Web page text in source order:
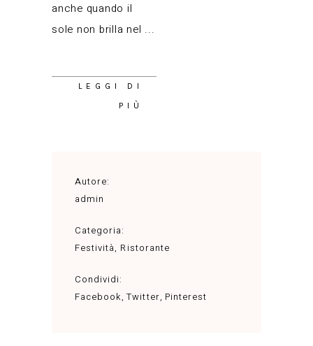
anche quando il
sole non brilla nel
LEGGI DI
PIÙ
Autore:
admin
Categoria:
Festività, Ristorante
Condividi:
Facebook Twitter Pinterest